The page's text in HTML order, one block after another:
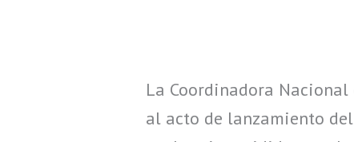
La Coordinadora
al acto de lanzamiento
lanzamiento
del